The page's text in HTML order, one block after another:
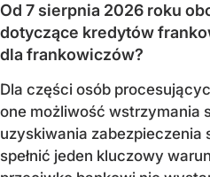
Od 7 sierpnia 2026 roku
dotyczące kredytów
dla frankowiczów?
Dla części osób
one możliwość wstrzymania
uzyskiwania zabezpieczenia
spełnić jeden kluczowy